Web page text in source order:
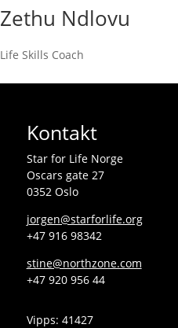
Zethu Ndlovu
Life Skills Coach
Kontakt
Star for Life Norge
Oscars gate 27
0352 Oslo
jorgen@starforlife.org
+47 916 98342
stine@northzone.com
+47 920 956 44
Vipps: 41427